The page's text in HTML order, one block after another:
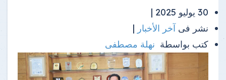
30 يوليو 2025 |
نشر فى آخر الأخبار |
كتب بواسطة نهلة مصطفى